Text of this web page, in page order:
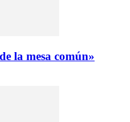
la mesa común»